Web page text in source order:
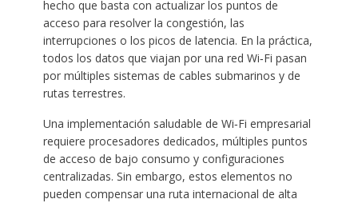
hecho que basta con actualizar los puntos de
acceso para resolver la congestión, las
interrupciones o los picos de latencia. En la práctica,
todos los datos que viajan por una red Wi‑Fi pasan
por múltiples sistemas de cables submarinos y de
rutas terrestres.
Una implementación saludable de Wi‑Fi empresarial
requiere procesadores dedicados, múltiples puntos
de acceso de bajo consumo y configuraciones
centralizadas. Sin embargo, estos elementos no
pueden compensar una ruta internacional de alta